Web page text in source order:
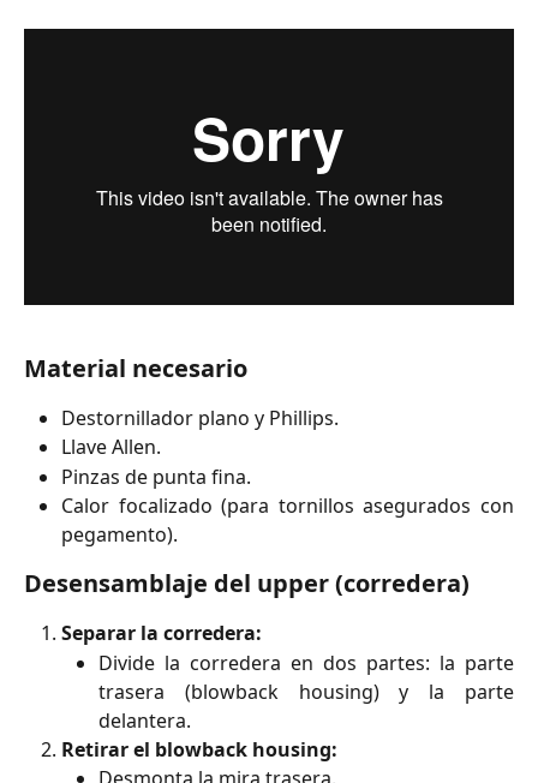
Material necesario
Destornillador plano y Phillips.
Llave Allen.
Pinzas de punta fina.
Calor focalizado (para tornillos asegurados con
pegamento).
Desensamblaje del upper (corredera)
Separar la corredera:
Divide la corredera en dos partes: la parte
trasera (blowback housing) y la parte
delantera.
Retirar el blowback housing: